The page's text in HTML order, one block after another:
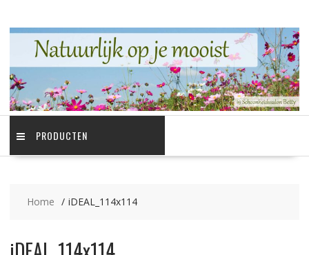
de
PRODUCTEN
Home iDEAL_114x114